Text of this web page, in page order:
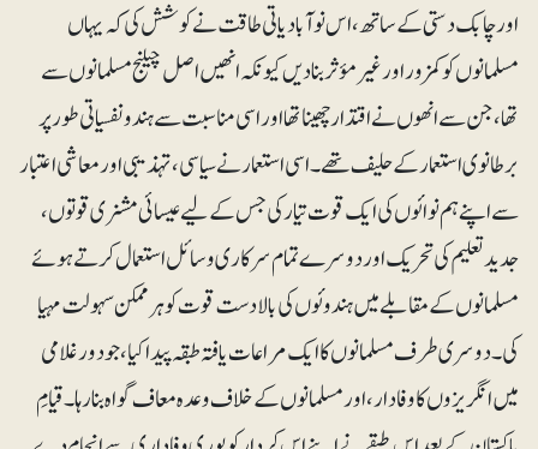
اور چابک دستی کے ساتھ، اس نو آبادیاتی طاقت نے کوشش کی کہ یہاں
مسلمانوں کو کمزور اور غیر مؤثر بنادیں کیونکہ انھیں اصل چیلنج مسلمانوں سے
تھا، جن سے انھوں نے اقتدار چھینا تھا اور اسی مناسبت سے ہندو نفسیاتی طور پر
برطانوی استعمار کے حلیف تھے۔ اسی استعمار نے سیاسی، تہذیبی اور معاشی اعتبار
سے اپنے ہم نوائوں کی ایک قوت تیار کی جس کے لیے عیسائی مشنری قوتوں،
جدید تعلیم کی تحریک اور دوسرے تمام سرکاری وسائل استعمال کرتے ہوئے
مسلمانوں کے مقابلے میں ہندوئوں کی بالادست قوت کو ہرممکن سہولت مہیا
کی۔ دوسری طرف مسلمانوں کا ایک مراعات یافتہ طبقہ پیدا کیا، جو دور غلامی
میں انگریزوں کا وفادار، اور مسلمانوں کے خلاف وعدہ معاف گواہ بنا رہا۔ قیامِ